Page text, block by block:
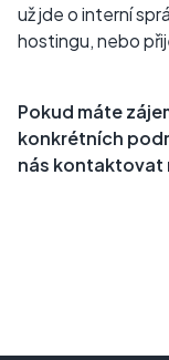
už jde o interní
hostingu, nebo
Pokud máte
konkrétních
nás kontaktovat